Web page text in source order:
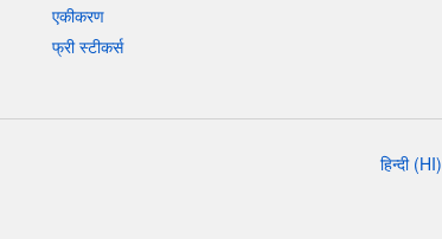
एकीकरण
फ्री स्टीकर्स
हिन्दी(HI)